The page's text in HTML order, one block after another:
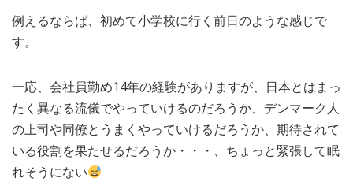
EVERYDAY– 日常ブログ
例えるならば、初めて小学校に行く前日のような感じで
す。
一応、会社員勤め14年の経験がありますが、日本とはまっ
たく異なる流儀でやっていけるのだろうか、デンマーク人
の上司や同僚とうまくやっていけるだろうか、期待されて
いる役割を果たせるだろうか・・・、ちょっと緊張して眠
れそうにない